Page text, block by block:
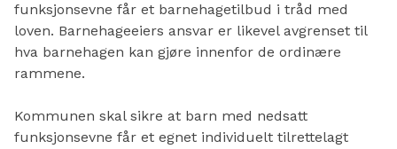
funksjonsevne får et barnehagetilbud i tråd med
loven. Barnehageeiers ansvar er likevel avgrenset til
hva barnehagen kan gjøre innenfor de ordinære
rammene.
Kommunen skal sikre at barn med nedsatt
funksjonsevne får et egnet individuelt tilrettelagt